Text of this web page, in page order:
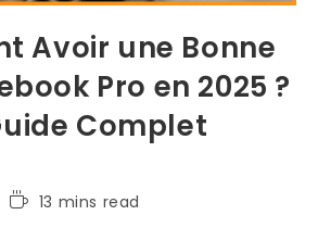
Avoir une Bonne
Pro en 2025 ?
Complet
13 mins read